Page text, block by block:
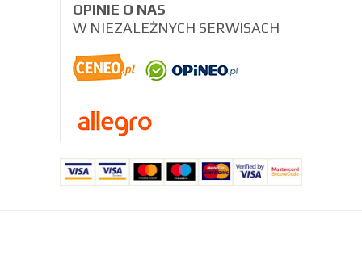
OPINIE O NAS
W NIEZALEŻNYCH SERWISACH